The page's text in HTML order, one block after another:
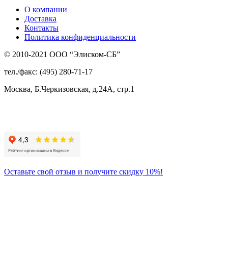
О компании
Доставка
Контакты
Политика конфиденциальности
© 2010-2021 ООО “Элиском-СБ”
тел./факс: (495) 280-71-17
Москва, Б.Черкизовская, д.24А, стр.1
Оставьте свой отзыв и получите скидку 10%!